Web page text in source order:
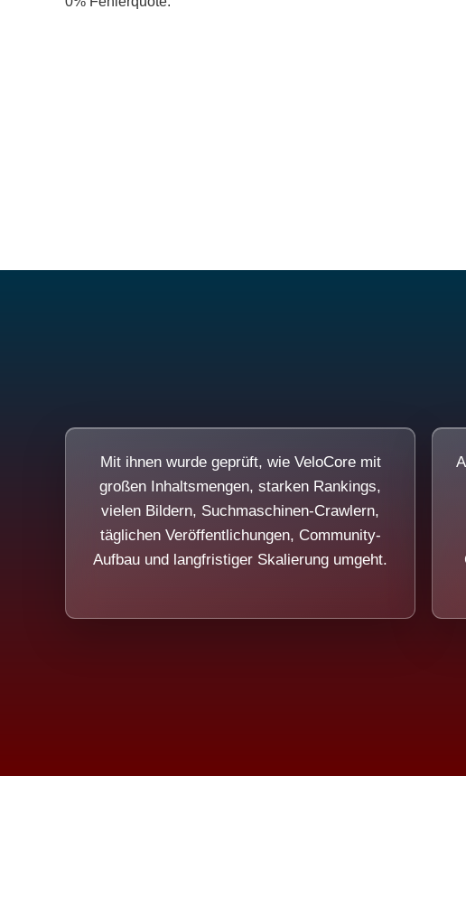
Mit ihnen wurde geprüft, wie VeloCore mit
großen Inhaltsmengen, starken Rankings,
vielen Bildern, Suchmaschinen-Crawlern,
täglichen Veröffentlichungen, Community-
Aufbau und langfristiger Skalierung umgeht.